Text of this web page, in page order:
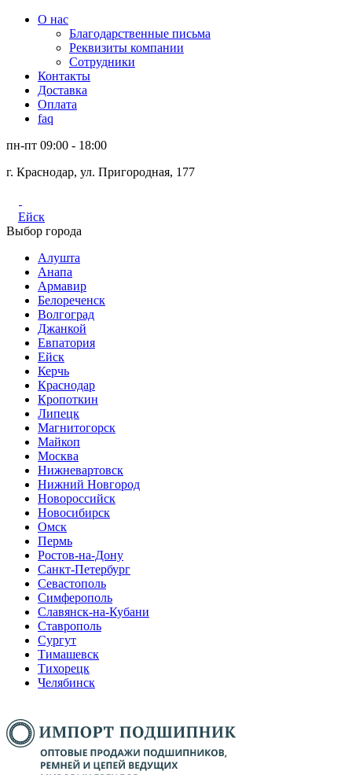
О нас
Благодарственные письма
Реквизиты компании
Сотрудники
Контакты
Доставка
Оплата
faq
пн-пт 09:00 - 18:00
г. Краснодар, ул. Пригородная, 177
Ейск
Выбор города
Алушта
Анапа
Армавир
Белореченск
Волгоград
Джанкой
Евпатория
Ейск
Керчь
Краснодар
Кропоткин
Липецк
Магнитогорск
Майкоп
Москва
Нижневартовск
Нижний Новгород
Новороссийск
Новосибирск
Омск
Пермь
Ростов-на-Дону
Санкт-Петербург
Севастополь
Симферополь
Славянск-на-Кубани
Ставрополь
Сургут
Тимашевск
Тихорецк
Челябинск